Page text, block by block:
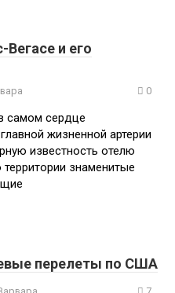
и его
0
самом сердце
жизненной артерии
известность отелю
знаменитые
перелеты по США